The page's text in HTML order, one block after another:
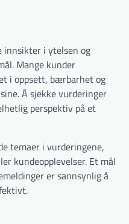
i ytelsen og
Mange kunder
i oppsett, bærbarhet og
Å sjekke vurderinger
perspektiv på et
temaer i vurderingene,
kundeopplevelser. Et mål
er sannsynlig å